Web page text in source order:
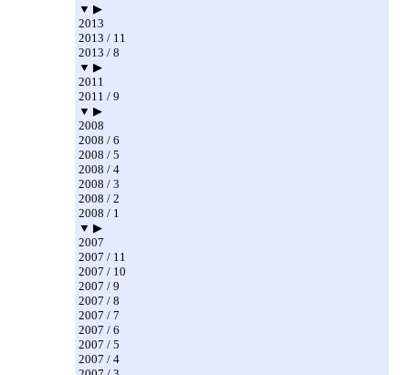
▼ ▶
2013
2013 / 11
2013 / 8
▼ ▶
2011
2011 / 9
▼ ▶
2008
2008 / 6
2008 / 5
2008 / 4
2008 / 3
2008 / 2
2008 / 1
▼ ▶
2007
2007 / 11
2007 / 10
2007 / 9
2007 / 8
2007 / 7
2007 / 6
2007 / 5
2007 / 4